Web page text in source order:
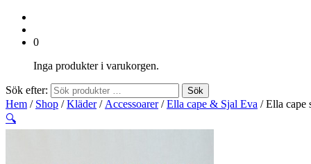
0
Inga produkter i varukorgen.
Sök efter: Sök
Hem / Shop /Kläder/ Accessoarer/Ella cape & Sjal Eva / Ella cape
🔍